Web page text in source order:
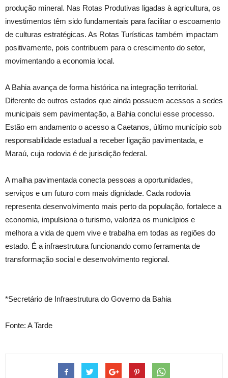
produção mineral. Nas Rotas Produtivas ligadas à agricultura, os
investimentos têm sido fundamentais para facilitar o escoamento
de culturas estratégicas. As Rotas Turísticas também impactam
positivamente, pois contribuem para o crescimento do setor,
movimentando a economia local.
A Bahia avança de forma histórica na integração territorial.
Diferente de outros estados que ainda possuem acessos a sedes
municipais sem pavimentação, a Bahia conclui esse processo.
Estão em andamento o acesso a Caetanos, último município sob
responsabilidade estadual a receber ligação pavimentada, e
Maraú, cuja rodovia é de jurisdição federal.
A malha pavimentada conecta pessoas a oportunidades,
serviços e um futuro com mais dignidade. Cada rodovia
representa desenvolvimento mais perto da população, fortalece a
economia, impulsiona o turismo, valoriza os municípios e
melhora a vida de quem vive e trabalha em todas as regiões do
estado. É a infraestrutura funcionando como ferramenta de
transformação social e desenvolvimento regional.
*Secretário de Infraestrutura do Governo da Bahia
Fonte: A Tarde